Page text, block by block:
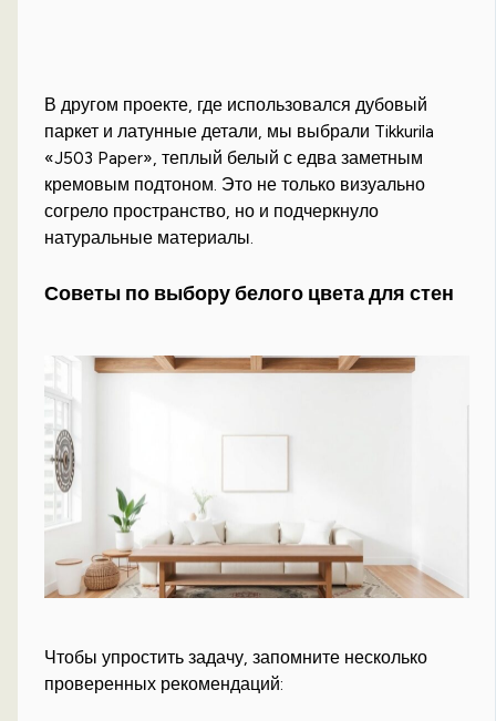
В другом проекте, где использовался дубовый
паркет и латунные детали, мы выбрали Tikkurila
«J503 Paper», теплый белый с едва заметным
кремовым подтоном. Это не только визуально
согрело пространство, но и подчеркнуло
натуральные материалы.
Советы по выбору белого цвета для стен
Чтобы упростить задачу, запомните несколько
проверенных рекомендаций: